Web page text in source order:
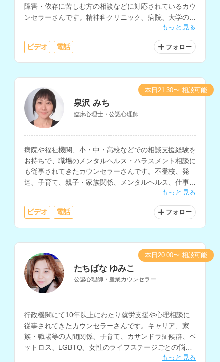
障害・依存に苦しむ方の相談などに対応されているカウ
ンセラーさんです。精神科クリニック、病院、大学の学
生相談室、高校、カウンセリングルームなどでの相談経
もっと見る
ビデオ 電話 フォロー
泉沢 みち
臨床心理士・公認心理師
病院や福祉機関、小・中・高校などでの相談支援経験を
お持ちで、職場のメンタルヘルス・ハラスメント相談に
も従事されてきたカウンセラーさんです。不登校、発
達、子育て、親子・家族関係、メンタルヘルス、仕事関
係、職場の人間関係など、幅広い相談内容に対応されて
もっと見る
ビデオ 電話 フォロー
本日21:30〜 相談可能
たちばな ゆみこ
公認心理師・産業カウンセラー
行政機関にて10年以上にわたり就労支援や心理相談に
従事されてきたカウンセラーさんです。キャリア、家
族・職場等の人間関係、子育て、カサンドラ症候群、ペ
ットロス、LGBTQ、女性のライフステージごとの悩み
もっと見る
本日20:00〜 相談可能